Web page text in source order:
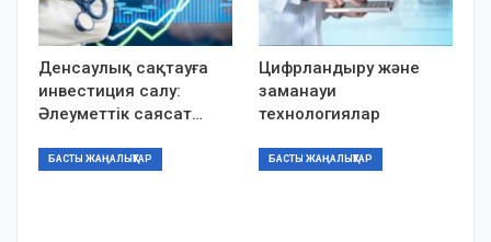
Денсаулық сақтауға
инвестиция салу:
Әлеуметтік саясат…
Цифрландыру және
заманауи
технологиялар
БАСТЫ ЖАҢАЛЫҚТАР БАСТЫ ЖАҢАЛЫҚТАР